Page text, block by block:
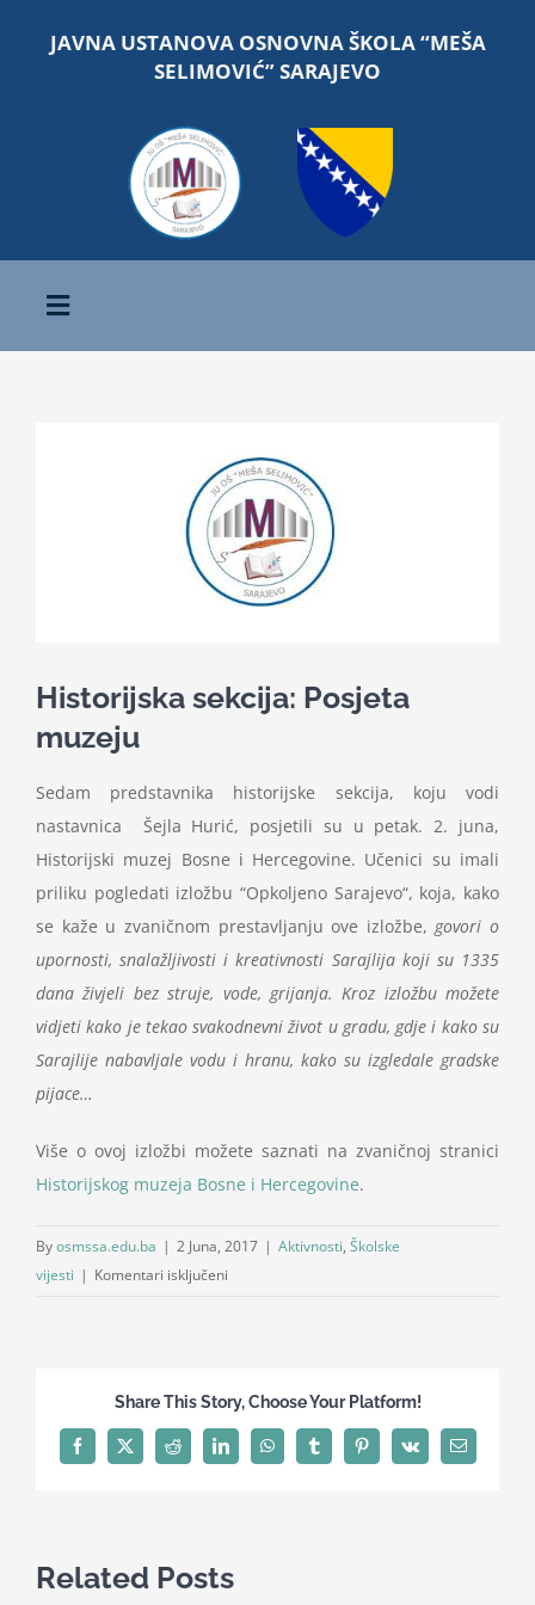
JAVNA USTANOVA OSNOVNA ŠKOLA “MEŠA
SELIMOVIĆ” SARAJEVO
Toggle
Navigation
O školi
Nastava
Školske vijesti
Obavještenja
Vijeće roditelja
Kontakt
Historijska sekcija: Posjeta
muzeju
Sedam predstavnika historijske sekcija, koju vodi
nastavnica Šejla Hurić, posjetili su u petak. 2. juna,
Historijski muzej Bosne i Hercegovine. Učenici su imali
priliku pogledati izložbu “Opkoljeno Sarajevo“, koja, kako
se kaže u zvaničnom prestavljanju ove izložbe,govori o
upornosti, snalažljivosti i kreativnosti Sarajlija koji su 1335
dana živjeli bez struje, vode, grijanja. Kroz izložbu možete
vidjeti kako je tekao svakodnevni život u gradu, gdje i kako su
Sarajlije nabavljale vodu i hranu, kako su izgledale gradske
pijace…
Više o ovoj izložbi možete saznati na zvaničnoj stranici
Historijskog muzeja Bosne i Hercegovine.
Byosmssa.edu.ba | 2 Juna, 2017 | Aktivnosti, Školske
vijesti | Komentari isključeni
Share This Story, Choose Your Platform!
Facebook
X Reddit LinkedInWhatsAppTumblrPinterest
Vk Email
Related Posts